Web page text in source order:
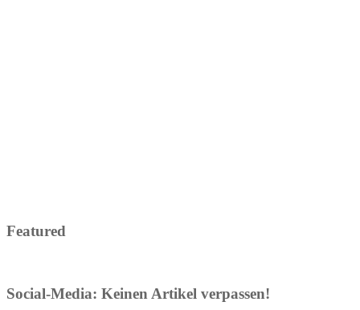
Featured
Social-Media: Keinen Artikel verpassen!